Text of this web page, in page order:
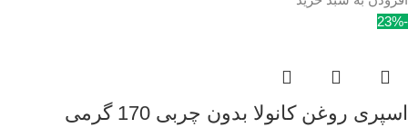
-23%
اسپری روغن کانولا بدون چربی 170 گرمی